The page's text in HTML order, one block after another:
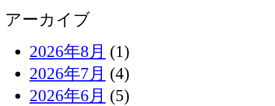
アーカイブ
2026年8月 (1)
2026年7月 (4)
2026年6月 (5)